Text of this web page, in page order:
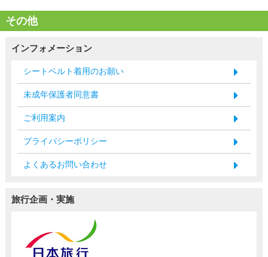
その他
インフォメーション
シートベルト着用のお願い
未成年保護者同意書
ご利用案内
プライバシーポリシー
よくあるお問い合わせ
旅行企画・実施